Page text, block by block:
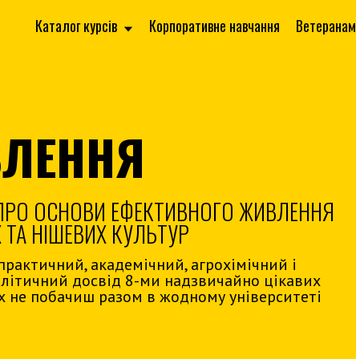
Каталог курсів Корпоративне навчання Ветеранам
ОСНОВИ ЕФЕКТИВНОГО ЖИВЛЕННЯ
НІШЕВИХ КУЛЬТУР
академічний, агрохімічний і
досвід 8-ми надзвичайно цікавих
не побачиш разом в жодному університеті